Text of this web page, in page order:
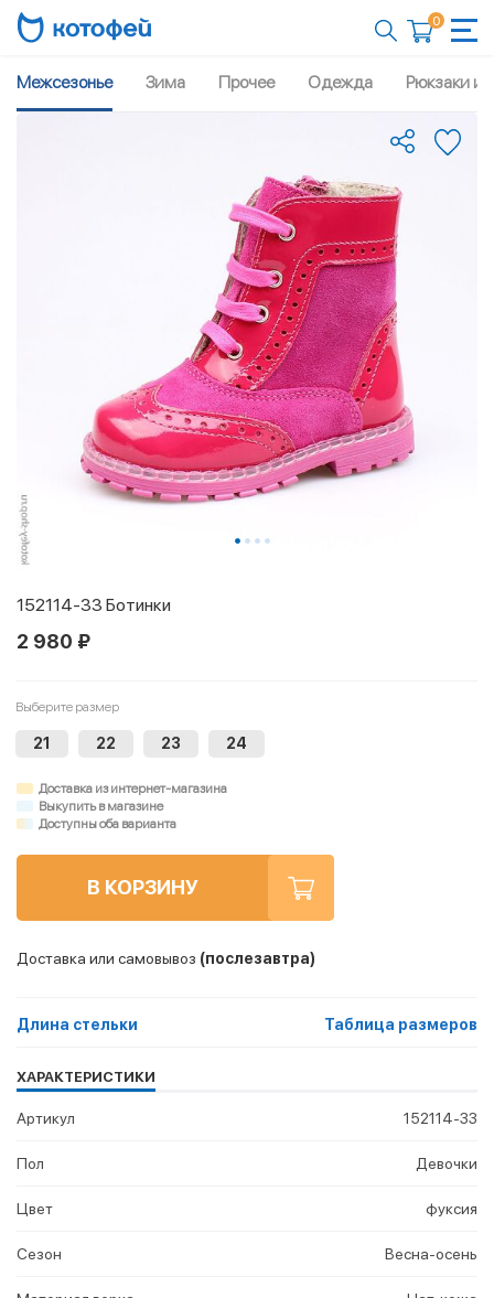
0
Межсезонье Зима Прочее Одежда Рюкзаки и
152114-33 Ботинки
2 980 ₽
Выберите размер
21 22 23 24
Доставка из интернет-магазина
Выкупить в магазине
Доступны оба варианта
В КОРЗИНУ
Доставка или самовывоз (послезавтра)
Длина стельки Таблица размеров
ХАРАКТЕРИСТИКИ
Артикул 152114-33
Пол Девочки
Цвет фуксия
Сезон Весна-осень